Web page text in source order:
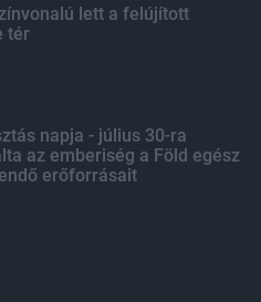
lett a felújított
tér
napja - július 30-ra
az emberiség a Föld egész
erőforrásait